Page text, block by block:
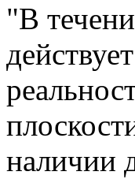
"В
наличии